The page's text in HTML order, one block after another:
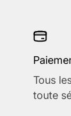
Tous
toute